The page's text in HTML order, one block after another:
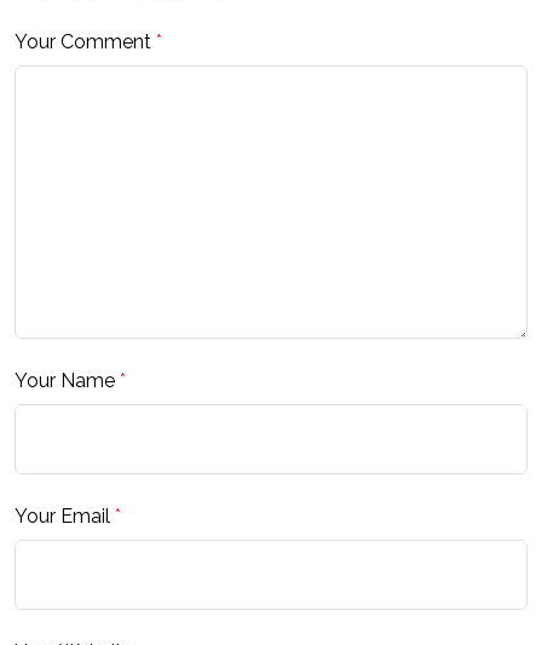
Your Comment *
Your Name *
Your Email *